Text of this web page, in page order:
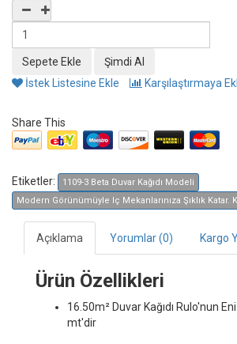
İstek Listesine Ekle Karşılaştırmaya
Share This
Etiketler:
1109-3 Beta Duvar Kağıdı Modeli
Modern Görünümüyle Iç Mekanlarınıza Şıklık
Açıklama Yorumlar (0) Kargo
Ürün Özellikleri
16.50m² Duvar Kağıdı Rulo'nun
mt'dir